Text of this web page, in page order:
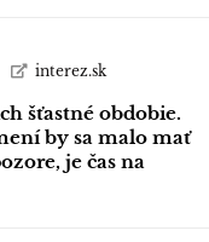
interez.sk
šťastné obdobie.
by sa malo mať
je čas na